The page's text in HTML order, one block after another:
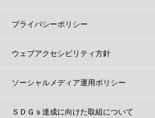
プライバシーポリシー
ウェブアクセシビリティ方針
ソーシャルメディア運用ポリシー
ＳＤＧｓ達成に向けた取組について